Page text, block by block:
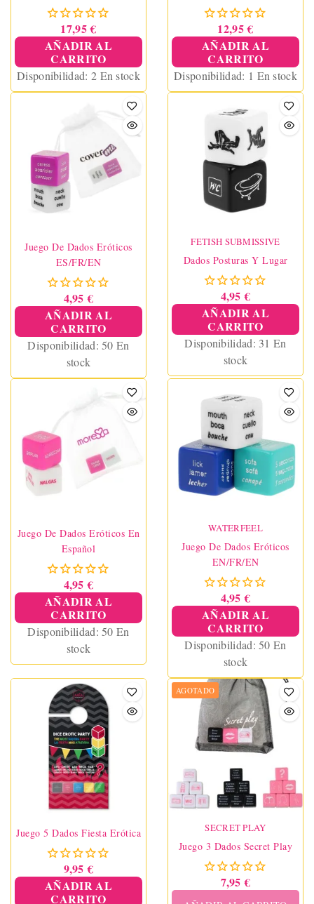
PLAY
17,95 €
AÑADIR AL
CARRITO
Disponibilidad: 2 En stock
12,95 €
AÑADIR AL
CARRITO
Disponibilidad: 1 En stock
Juego De Dados Eróticos
ES/FR/EN
4,95 €
AÑADIR AL
CARRITO
Disponibilidad:50 En
stock
FETISH SUBMISSIVE
Dados Posturas Y Lugar
4,95 €
AÑADIR AL
CARRITO
Disponibilidad: 31 En
stock
Juego De Dados Eróticos En
Español
4,95 €
AÑADIR AL
CARRITO
Disponibilidad:50 En
stock
WATERFEEL
Juego De Dados Eróticos
EN/FR/EN
4,95 €
AÑADIR AL
CARRITO
Disponibilidad:50 En
stock
Juego 5 Dados Fiesta Erótica
9,95 €
AÑADIR AL
CARRITO
AGOTADO
SECRET PLAY
Juego 3 Dados Secret Play
7,95 €